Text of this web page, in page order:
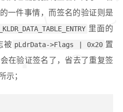
一件事情，而签名的验证则是
_KLDR_DATA_TABLE_ENTRY 里面的
被 pLdrData->Flags | 0x20 置
在验证签名了，省去了重复签
示；